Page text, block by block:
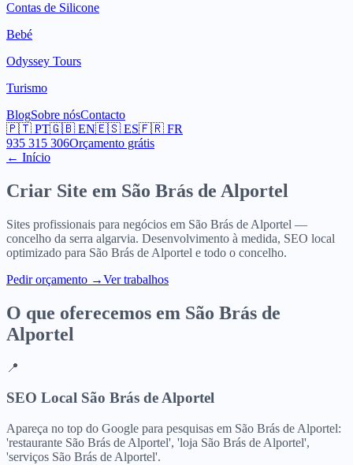
Contas de Silicone
Bebé
Odyssey Tours
Turismo
BlogSobre nósContacto
🇵🇹 PT🇬🇧 EN🇪🇸 ES🇫🇷 FR
935 315 306Orçamento grátis
← Início
Criar Site em São Brás de Alportel
Sites profissionais para negócios em São Brás de Alportel —
concelho da serra algarvia. Desenvolvimento à medida, SEO local
optimizado para São Brás de Alportel e todo o concelho.
Pedir orçamento →Ver trabalhos
O que oferecemos em São Brás de
Alportel
📍
SEO Local São Brás de Alportel
Apareça no top do Google para pesquisas em São Brás de Alportel:
'restaurante São Brás de Alportel', 'loja São Brás de Alportel',
'serviços São Brás de Alportel'.